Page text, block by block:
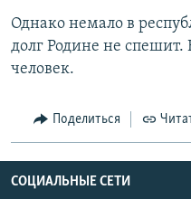
Однако немало в
долг Родине не спешит.
человек.
Поделиться
СОЦИАЛЬНЫЕ СЕТИ